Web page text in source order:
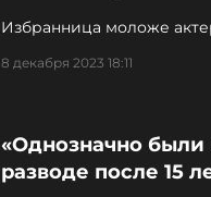
Избранница моложе
8 декабря 2023 18:11
«Однозначно были
разводе после 15